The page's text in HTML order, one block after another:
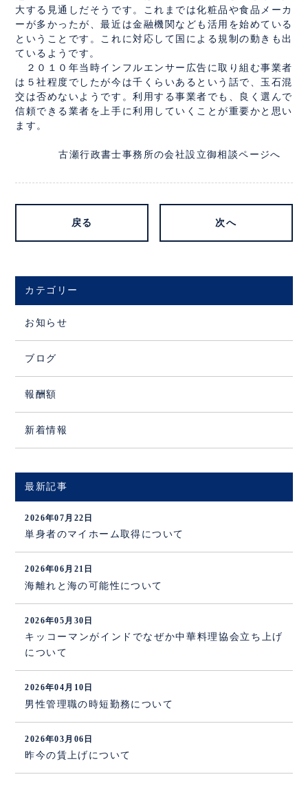
大する見通しだそうです。これまでは化粧品や食品メーカ
ーが多かったが、最近は金融機関なども活用を始めている
ということです。これに対応して国による規制の動きも出
ているようです。
２０１０年当時インフルエンサー広告に取り組む事業者
は５社程度でしたが今は千くらいあるという話で、玉石混
交は否めないようです。利用する事業者でも、良く選んで
信頼できる業者を上手に利用していくことが重要かと思い
ます。
古瀬行政書士事務所の会社設立御相談ページへ
戻る 次へ
カテゴリー
お知らせ
ブログ
報酬額
新着情報
最新記事
2026年07月22日
単身者のマイホーム取得について
2026年06月21日
海離れと海の可能性について
2026年05月30日
キッコーマンがインドでなぜか中華料理協会立ち上げ
について
2026年04月10日
男性管理職の時短勤務について
2026年03月06日
昨今の賃上げについて